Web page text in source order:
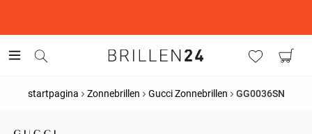
startpagina Zonnebrillen Gucci Zonnebrillen GG0036SN